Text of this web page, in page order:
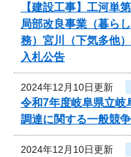
【建設工事】工河
局部改良事業（暮ら
務）宮川（下気多他
入札公告
2024年12月10日更新
令和7年度岐阜県立岐
調達に関する一般競
2024年12月10日更新